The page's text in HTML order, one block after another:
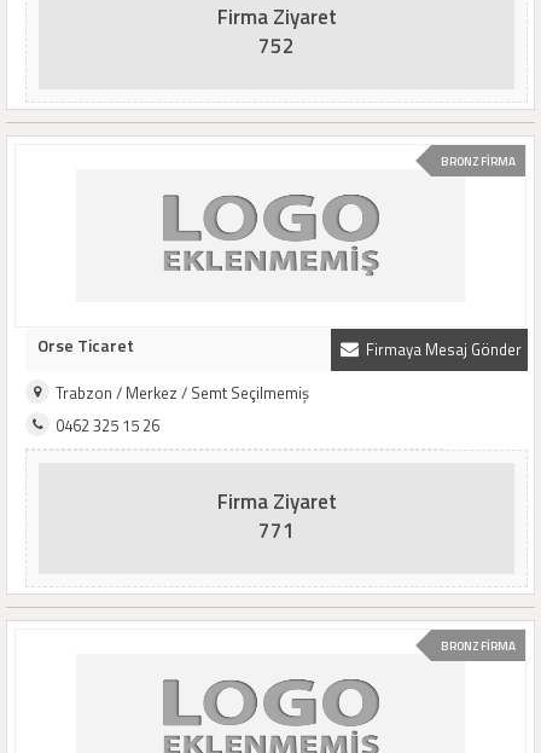
Firma Ziyaret
752
BRONZ FİRMA
Firmaya Mesaj Gönder
Orse Ticaret
Trabzon / Merkez / Semt Seçilmemiş
0462 325 15 26
Firma Ziyaret
771
BRONZ FİRMA